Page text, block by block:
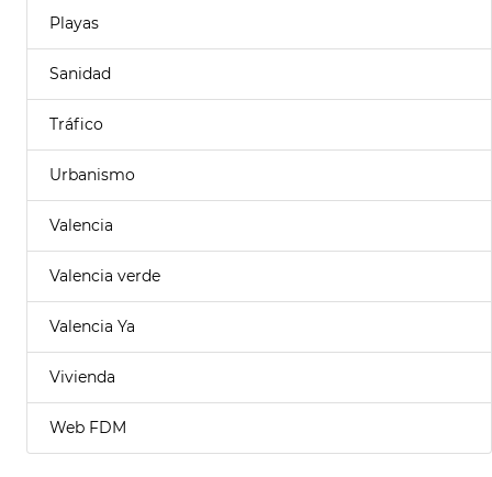
Playas
Sanidad
Tráfico
Urbanismo
Valencia
Valencia verde
Valencia Ya
Vivienda
Web FDM